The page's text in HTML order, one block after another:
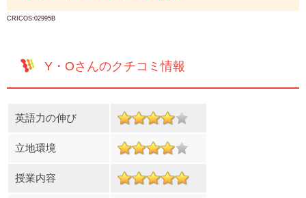
CRICOS:02995B
Y・Oさんのクチコミ情報
英語力の伸び
立地環境
授業内容